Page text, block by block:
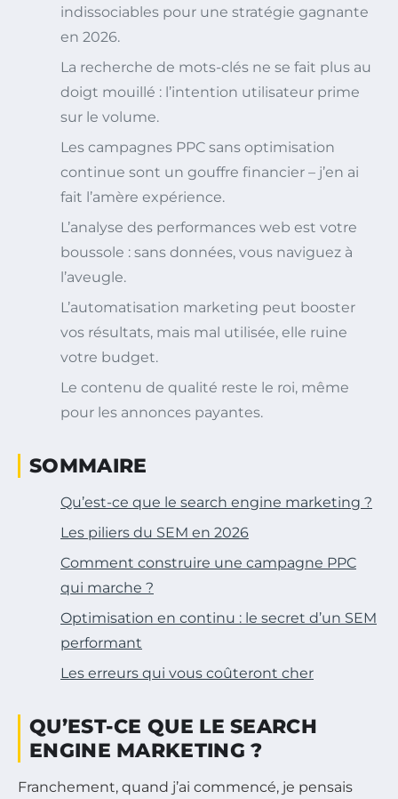
indissociables pour une stratégie gagnante
en 2026.
La recherche de mots-clés ne se fait plus au
doigt mouillé : l’intention utilisateur prime
sur le volume.
Les campagnes PPC sans optimisation
continue sont un gouffre financier – j’en ai
fait l’amère expérience.
L’analyse des performances web est votre
boussole : sans données, vous naviguez à
l’aveugle.
L’automatisation marketing peut booster
vos résultats, mais mal utilisée, elle ruine
votre budget.
Le contenu de qualité reste le roi, même
pour les annonces payantes.
SOMMAIRE
Qu’est-ce que le search engine marketing ?
Les piliers du SEM en 2026
Comment construire une campagne PPC
qui marche ?
Optimisation en continu : le secret d’un SEM
performant
Les erreurs qui vous coûteront cher
QU’EST-CE QUE LE SEARCH
ENGINE MARKETING ?
Franchement, quand j’ai commencé, je pensais